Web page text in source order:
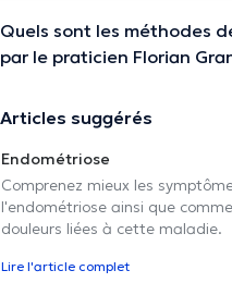
Quels sont les méthodes
par le praticien Florian
Articles suggérés
Endométriose
Comprenez mieux les
l'endométriose ainsi que
douleurs liées à cette maladie.
Lire l'article complet